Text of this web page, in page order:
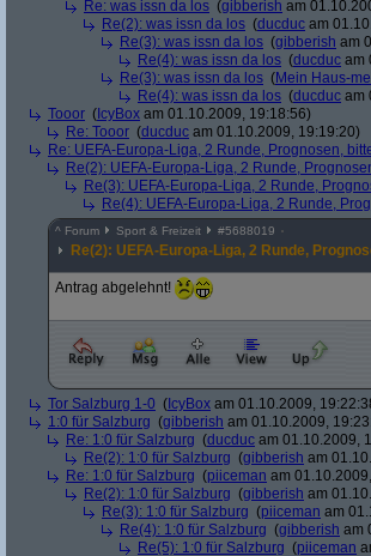
Re: was issn da los (gibberish am
Re(2): was issn da los (ducduc am
Re(3): was issn da los (gibberish am
Re(4): was issn da los (ducduc am
Re(3): was issn da los (Mein Haus-
Re(4): was issn da los (ducduc am
Tooor ( IcyBox am 01.10.2009, 19:18:56)
Re: Tooor (ducduc am 01.10.2009, 19:19:20)
Re: UEFA-Europa-Liga, 2 Runde, Prognosen,
Re(2): UEFA-Europa-Liga, 2 Runde,
Re(3): UEFA-Europa-Liga, 2 Runde,
Re(4): UEFA-Europa-Liga, 2 Runde,
^ Forum Sport & Freizeit #5688019
Re(2): UEFA-Europa-Liga, 2 Runde,
Antrag abgelehnt!
Tor Salzburg 1-0 ( IcyBox am 01.10.2009,
1:0 für Salzburg (gibberish am 01.10.2009,
Re: 1:0 für Salzburg (ducduc am 01.10.2009,
Re(2): 1:0 für Salzburg (gibberish am
Re: 1:0 für Salzburg (piiceman am
Re(2): 1:0 für Salzburg (gibberish am
Re(3): 1:0 für Salzburg (piiceman am
Re(4): 1:0 für Salzburg (gibberish am
Re(5): 1:0 für Salzburg (piiceman